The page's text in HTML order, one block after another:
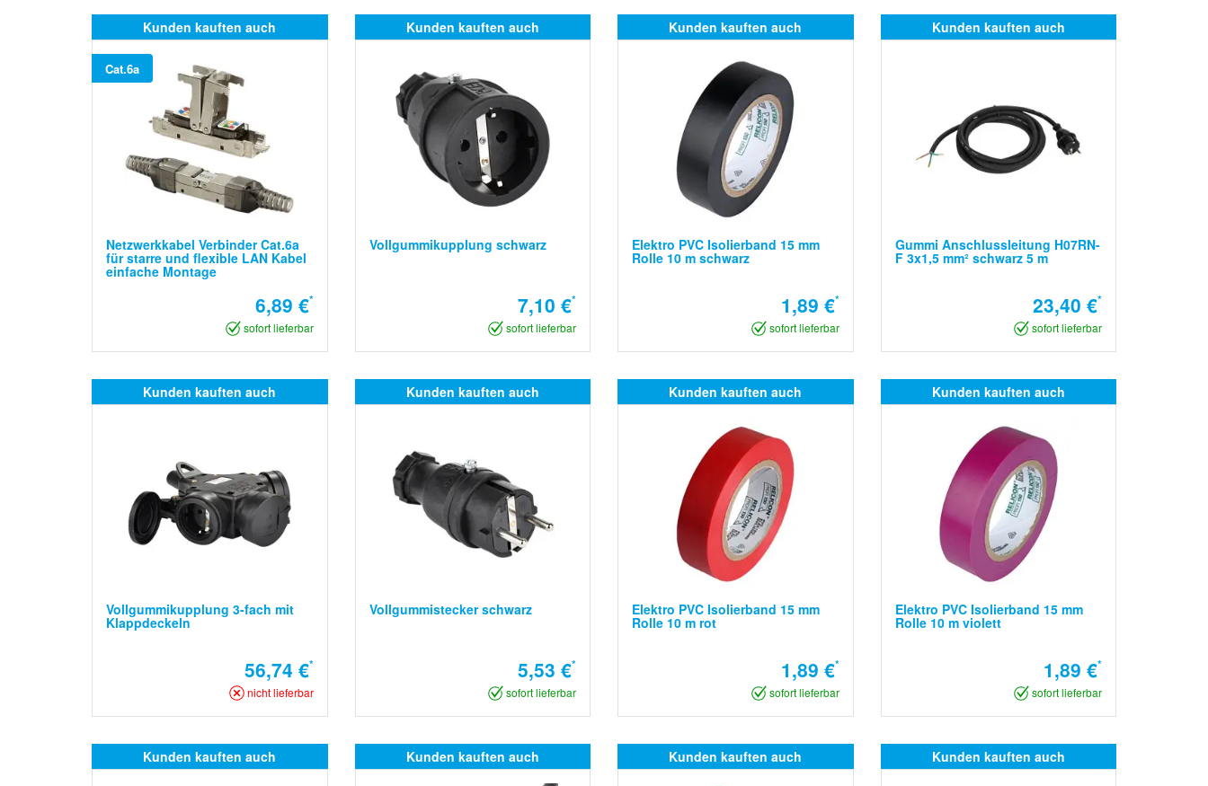
Kunden kauften auch
Cat.6a
Netzwerkkabel Verbinder Cat.6a
für starre und flexible LAN Kabel
einfache Montage
6,89 €*
sofort lieferbar
Kunden kauften auch
Vollgummikupplung schwarz
7,10 €*
sofort lieferbar
Kunden kauften auch
Elektro PVC Isolierband 15 mm
Rolle 10 m schwarz
1,89 €*
sofort lieferbar
Kunden kauften auch
Gummi Anschlussleitung H07RN-
F 3x1,5 mm² schwarz 5 m
23,40 €*
sofort lieferbar
Kunden kauften auch
Vollgummikupplung 3-fach mit
Klappdeckeln
56,74 €*
nicht lieferbar
Kunden kauften auch
Vollgummistecker schwarz
5,53 €*
sofort lieferbar
Kunden kauften auch
Elektro PVC Isolierband 15 mm
Rolle 10 m rot
1,89 €*
sofort lieferbar
Kunden kauften auch
Elektro PVC Isolierband 15 mm
Rolle 10 m violett
1,89 €*
sofort lieferbar
Kunden kauften auch Kunden kauften auch Kunden kauften auch Kunden kauften auch